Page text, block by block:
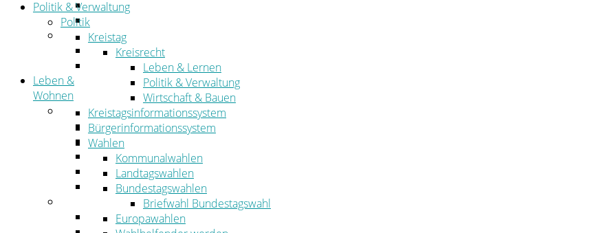
Straßen- und Radwegebau
Landwirtschaft
Tourismus
Freizeit und Urlaub im Landkreis
Veranstaltungen
Leben &
Wohnen
Leben
Migration
Schulen, Bildung, Sport und Kultur
Soziales
Gesundheit
Jugend, Familie und Senioren
Bauen und Planen
Politik & Verwaltung
Politik
Kreistag
Kreisrecht
Leben & Lernen
Politik & Verwaltung
Wirtschaft & Bauen
Kreistagsinformationssystem
Bürgerinformationssystem
Wahlen
Kommunalwahlen
Landtagswahlen
Bundestagswahlen
Briefwahl Bundestagswahl
Europawahlen